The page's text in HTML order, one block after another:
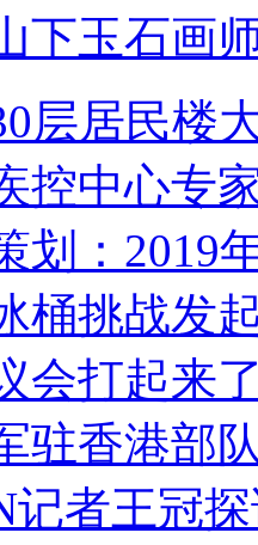
下玉石画
层居民
控中心专
划：2019
桶挑战发
会打起来
驻香港部
记者王冠